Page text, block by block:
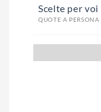
Scelte per voi
QUOTE A PERSONA